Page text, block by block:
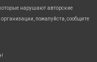
нарушают авторские
пожалуйста, сообщите